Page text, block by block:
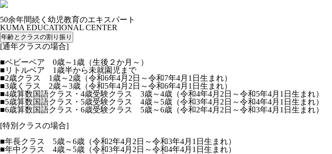
50余年間続く幼児教育のエキスパート
KUMA EDUCATIONAL CENTER
年齢とクラスの割り振り
[通年クラスの場合]
■ベビーベア 0歳～1歳（生後２か月～）
■リトルベア 1歳半から未就園児まで
■2歳クラス 1歳～2歳（令和6年4月2日～令和7年4月1日生まれ）
■3歳くラス 2歳～3歳（令和5年4月2日～令和6年4月1日生まれ）
■4歳算数国語クラス・4歳受験クラス 3歳～4歳（令和4年4月2日～令和5年4月1日生まれ）
■5歳算数国語クラス・5歳受験クラス 4歳～5歳（令和3年4月2日～令和4年4月1日生まれ）
■6歳算数国語クラス・6歳受験クラス 5歳～6歳（令和2年4月2日～令和3年4月1日生まれ）
[特別クラスの場合]
■年長クラス 5歳～6歳（令和2年4月2日～令和3年4月1日生まれ）
■年中クラス 4歳～5歳（令和3年4月2日～令和4年4月1日生まれ）